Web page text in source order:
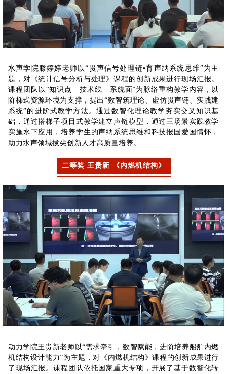
水声学院滕婷婷老师以“贯声信号处理链•育声纳系统思维”为主
题，对《统计信号分析与处理》课程的创新成果进行现场汇报。
课程团队以“知识点—技术线—系统面”为脉络重构教学内容，以
阶梯式资源环境为支撑，提出“数智筑理论、虚仿贯声链、实践建
系统”的进阶式教学方法。通过数智化理论教学夯实交叉知识基
础，通过搭梯子项目式教学建立声链模型，通过三场景实践教学
实施水下应用，培养学生的声纳系统思维和科技报国爱国情怀，
助力水声领域拔尖创新人才高质量培养。
二等奖 王贵新 《内燃机结构》
动力学院王贵新老师以“需求牵引，数智赋能，进阶培养船舶内燃
机结构设计能力”为主题，对《内燃机结构》课程的创新成果进行
了现场汇报。课程团队依托国家重大专项，开展了基于数智化转